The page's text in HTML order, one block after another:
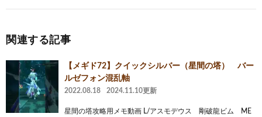
関連する記事
【メギド72】クイックシルバー（星間の塔） バー
ルゼフォン混乱軸
2022.08.18 2024.11.10更新
星間の塔攻略用メモ動画 L/アスモデウス 剛破龍ビム ME